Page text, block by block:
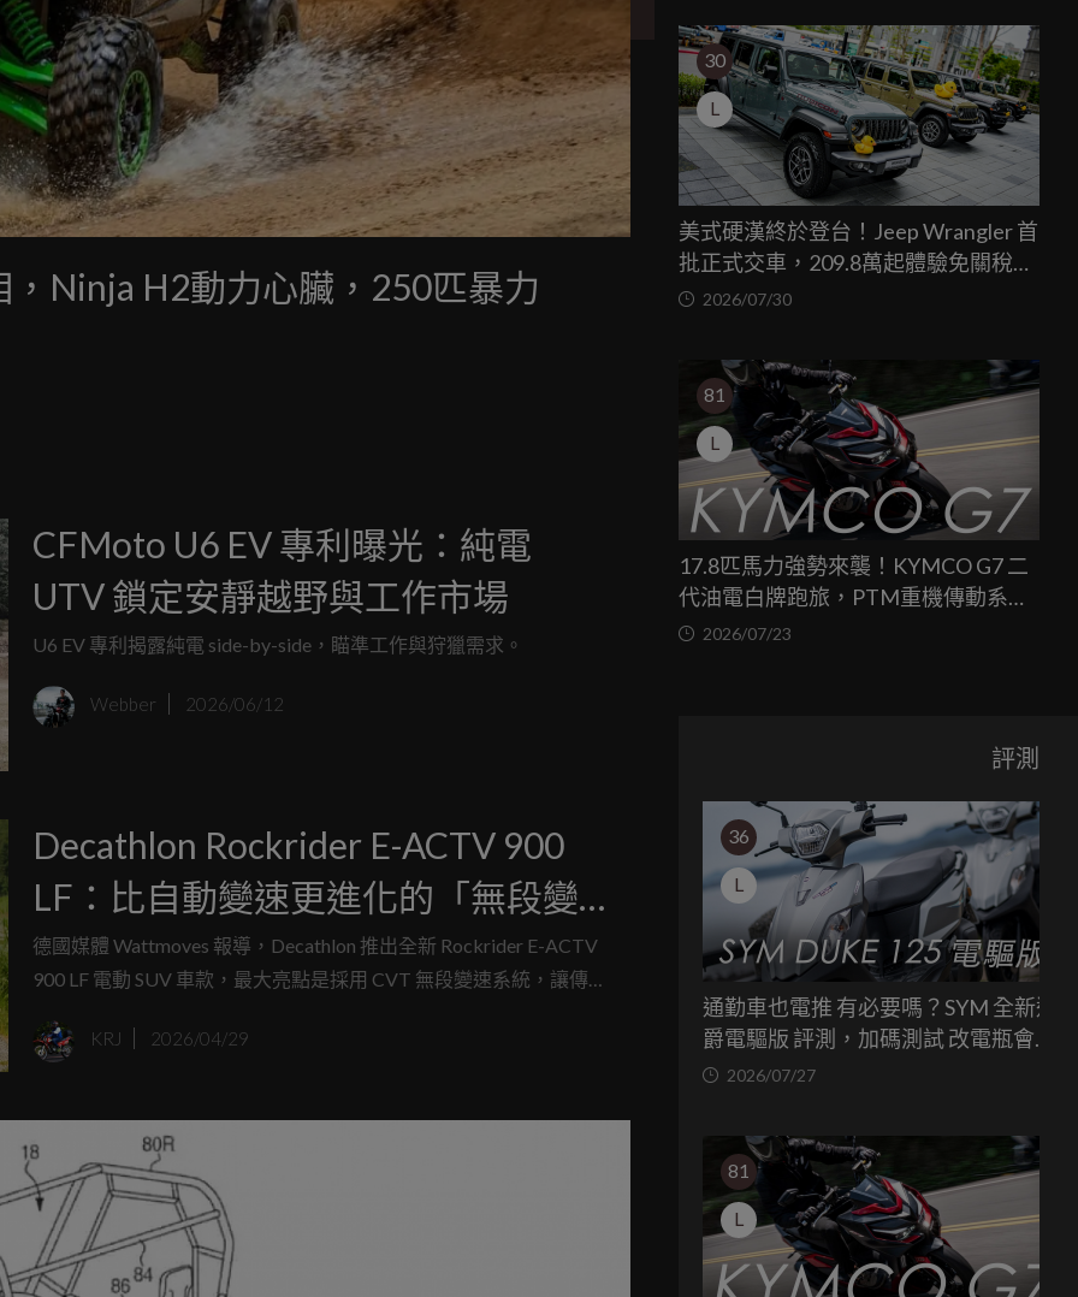
Ninja H2動力心臟，250匹暴力
CFMoto U6 EV 專利曝光：純電
UTV 鎖定安靜越野與工作市場
U6 EV 專利揭露純電 side-by-side，瞄準工作與狩獵需求。
Webber 2026/06/12
Decathlon Rockrider E-ACTV 900
LF：比自動變速更進化的「無段變
速」E-SUV
德國媒體 Wattmoves 報導，Decathlon 推出全新 Rockrider E-ACTV
900 LF 電動 SUV 車款，最大亮點是採用 CVT 無段變速系統，讓傳
整齒比，騎乘過程不會有任何換檔中斷，騎感更接近摩托車。
KRJ 2026/04/29
30
L
美式硬漢終於登台！Jeep Wrangler 首
批正式交車，209.8萬起體驗免關稅越
野魅力
2026/07/30
81
L
17.8匹馬力強勢來襲！KYMCO G7 二
代油電白牌跑旅，PTM重機傳動系統
與8公斤減重的操控饗宴
2026/07/23
評測
36
L
通勤車也電推 有必要嗎？SYM 全新迪
爵電驅版 評測，加碼測試 改電瓶會更
省油嗎？
2026/07/27
81
L